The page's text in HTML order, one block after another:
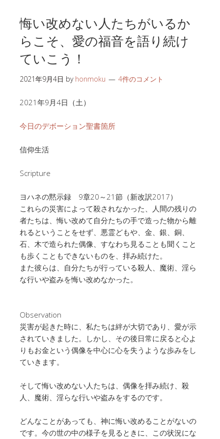
悔い改めない人たちがいるか
らこそ、愛の福音を語り続け
ていこう！
2021年9月4日 by honmoku 4件のコメント
2021年9月4日（土）
今日のデボーション聖書箇所
信仰生活
Scripture
ヨハネの黙示録 9章20～21節（新改訳2017）
これらの災害によって殺されなかった、人間の残りの
者たちは、悔い改めて自分たちの手で造った物から離
れるということをせず、悪霊どもや、金、銀、銅、
石、木で造られた偶像、すなわち見ることも聞くこと
も歩くこともできないものを、拝み続けた。
また彼らは、自分たちが行っている殺人、魔術、淫ら
な行いや盗みを悔い改めなかった。
Observation
災害が起きた時に、私たちは絆が大切であり、愛が示
されていきました。しかし、その後日常に戻ると心よ
りもお金という偶像を中心に心を失うような歩みをし
ていきます。
そして悔い改めない人たちは、偶像を拝み続け、殺
人、魔術、淫らな行いや盗みをするのです。
どんなことがあっても、神に悔い改めることがないの
です。今の世の中の様子を見るときに、この状況にな